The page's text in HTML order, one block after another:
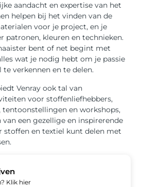
aandacht en expertise van het
helpen bij het vinden van de
voor je project, en je
patronen, kleuren en technieken.
bent of net begint met
wat je nodig hebt om je passie
verkennen en te delen.
Venray ook tal van
voor stoffenliefhebbers,
en workshops,
een gezellige en inspirerende
stoffen en textiel kunt delen met
Klik hier